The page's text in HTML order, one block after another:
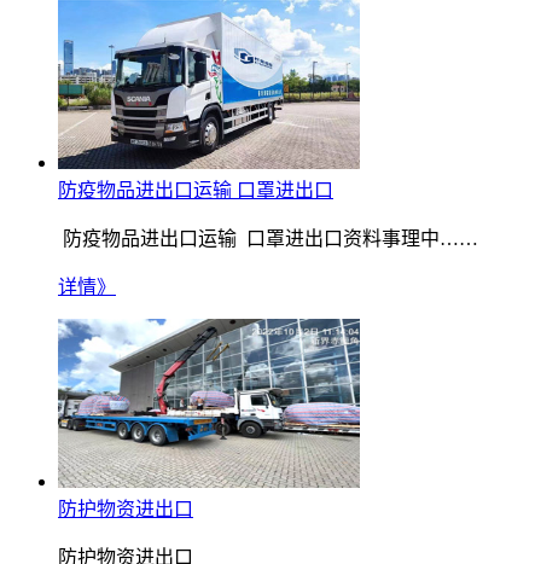
防疫物品进出口运输 口罩进出口
防疫物品进出口运输 口罩进出口资料事理中……
详情》
防护物资进出口
防护物资进出口